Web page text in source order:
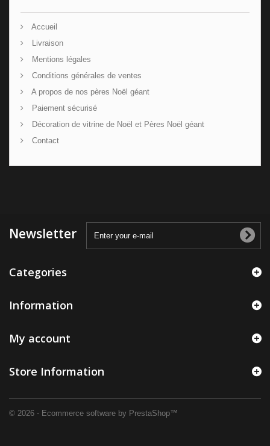
Accueil
Livraison
Mentions légales
Conditions générales de ventes
A propos de nos pères Noël géant
Paiement sécurisé
Décoration de vitrine de Noël et Pères Noël géant
Contact
Newsletter
Categories
Information
© 2026 - Ecommerce software by PrestaShop™
My account
Store Information